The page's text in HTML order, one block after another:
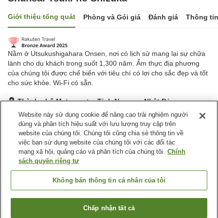
Giới thiệu tổng quát Phòng và Gói giá Đánh giá Thông
Nằm ở Utsukushigahara Onsen, nơi có lịch sử mang lại sự chữa
lành cho du khách trong suốt 1,300 năm. Ẩm thực địa phương
của chúng tôi được chế biến với tiêu chí có lợi cho sắc đẹp và tốt
cho sức khỏe. Wi-Fi có sẵn.
Thành phố Matsumoto, Tỉnh Nagano, Nhật Bản
Hiển thị trên bản đồ
Tuyệt vời Đánh giá:549 lượt
Tiện nghi chỗ nghỉ
Bãi đỗ xe
Lounge
Máy bán hàng tự động
Cửa hàng
Tỉnh Nagano
Tìm phòng trống
Website này sử dụng cookie để nâng cao trải nghiệm người
dùng và phân tích hiệu suất với lưu lượng truy cập trên
website của chúng tôi. Chúng tôi cũng chia sẻ thông tin về
việc bạn sử dụng website của chúng tôi với các đối tác
mạng xã hội, quảng cáo và phân tích của chúng tôi. Chính
sách quyền riêng tư
Không bán thông tin cá nhân của tôi
Chấp nhận tất cả